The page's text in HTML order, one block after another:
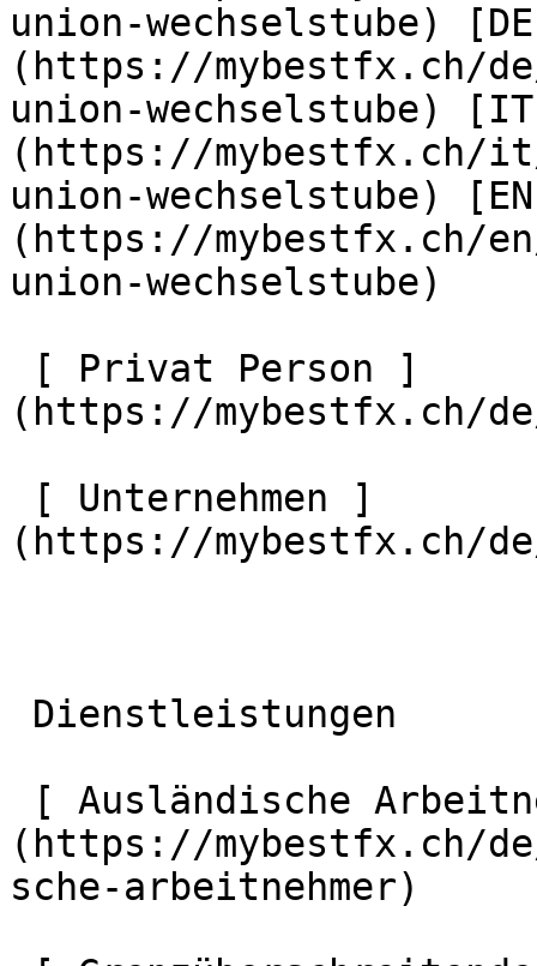
union-wechselstube)
(https://mybestfx.ch/
union-wechselstube)
(https://mybestfx.ch/
union-wechselstube)
(https://mybestfx.ch/
union-wechselstube)
(https://mybestfx.ch/
(https://mybestfx.ch/
(https://mybestfx.ch/
sche-arbeitnehmer)